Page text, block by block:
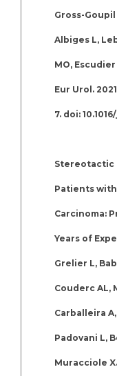
Gross-Goupil
Albiges L,
MO, Escudier
Eur Urol.
7. doi:
Stereotactic
Patients with
Carcinoma:
Years of
Grelier L,
Couderc AL,
Carballeira
Padovani L,
Muracciole X.